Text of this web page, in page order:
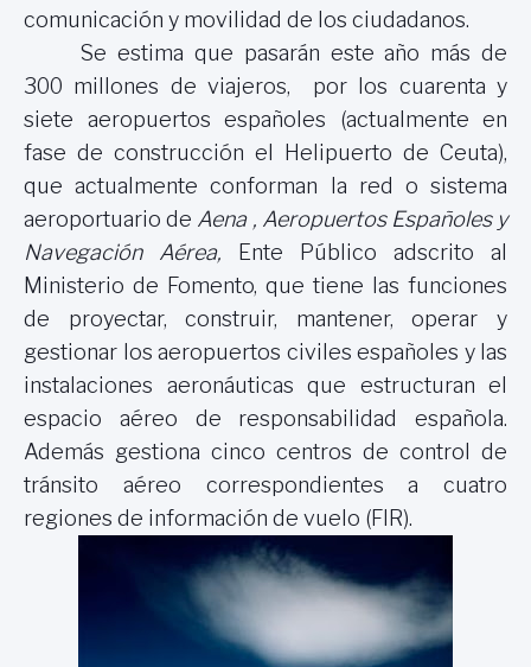
comunicación y movilidad de los ciudadanos.
Se estima que pasarán este año más de
300 millones de viajeros, por los cuarenta y
siete aeropuertos españoles (actualmente en
fase de construcción el Helipuerto de Ceuta),
que actualmente conforman la red o sistema
aeroportuario de Aena , Aeropuertos Españoles y
Navegación Aérea,
Ente Público adscrito al
Ministerio de Fomento, que tiene las funciones
de proyectar, construir, mantener, operar y
gestionar los aeropuertos civiles españoles y las
instalaciones aeronáuticas que estructuran el
espacio aéreo de responsabilidad española.
Además gestiona cinco centros de control de
tránsito aéreo correspondientes a cuatro
regiones de información de vuelo (FIR).